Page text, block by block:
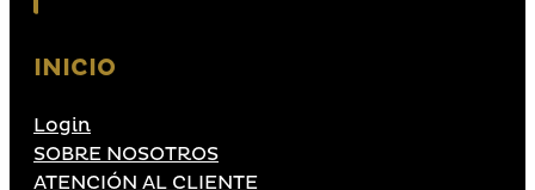
INICIO
Login
SOBRE NOSOTROS
ATENCIÓN AL CLIENTE